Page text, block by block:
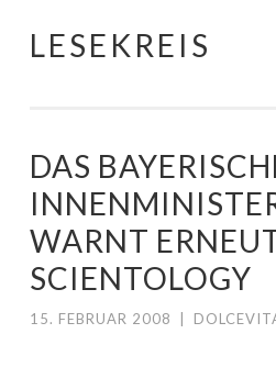
Springe
LESEKREIS
DAS
WARNT
SCIENTOLOGY
15. FEBRUAR 2008